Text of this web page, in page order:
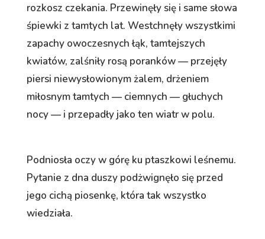
rozkosz czekania. Przewinęły się i same słowa
śpiewki z tamtych lat. Westchnęły wszystkimi
zapachy owoczesnych łąk, tamtejszych
kwiatów, zalśniły rosą poranków — przejęły
piersi niewysłowionym żalem, drżeniem
miłosnym tamtych — ciemnych — głuchych
nocy — i przepadły jako ten wiatr w polu.
Podniosła oczy w górę ku ptaszkowi leśnemu.
Pytanie z dna duszy podżwignęło się przed
jego cichą piosenkę, która tak wszystko
wiedziała.